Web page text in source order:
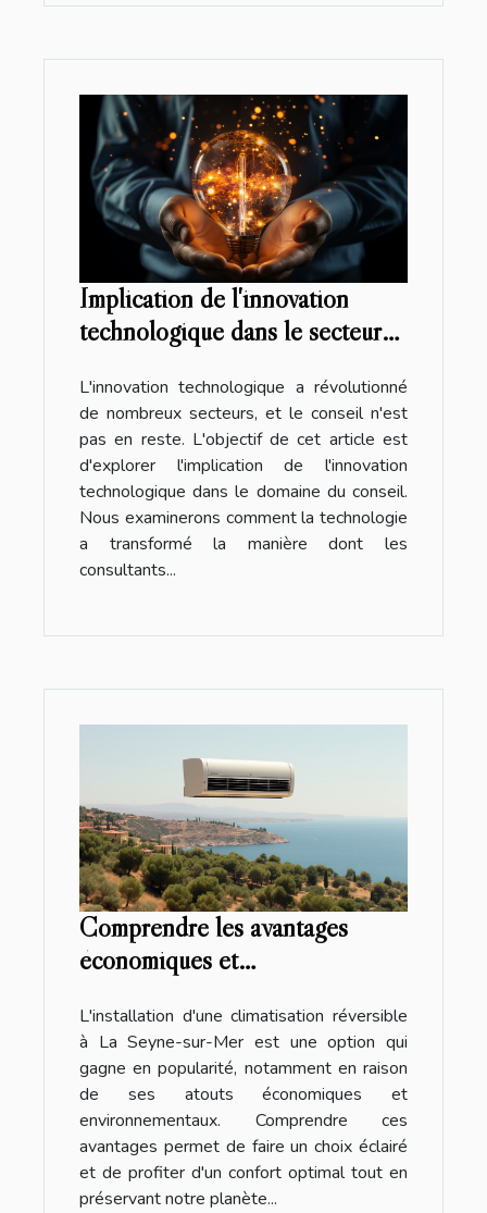
Implication de l'innovation
technologique dans le secteur
L'innovation technologique a révolutionné
de nombreux secteurs, et le conseil n'est
pas en reste. L'objectif de cet article est
d'explorer l'implication de l'innovation
technologique dans le domaine du conseil.
Nous examinerons comment la technologie
a transformé la manière dont les
consultants...
Comprendre les avantages
économiques et
l'installation d'une climatisation
réversible à La Seyne-sur-Mer
L'installation d'une climatisation réversible
à La Seyne-sur-Mer est une option qui
gagne en popularité, notamment en raison
de ses atouts économiques et
environnementaux. Comprendre ces
avantages permet de faire un choix éclairé
et de profiter d'un confort optimal tout en
préservant notre planète...